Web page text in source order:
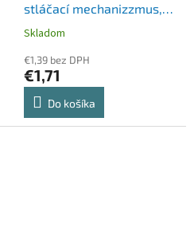
stláčací mechanizzmus,
ZEBRA "Sarasa Clip",
Skladom
€1,39 bez DPH
€1,71
Do košíka